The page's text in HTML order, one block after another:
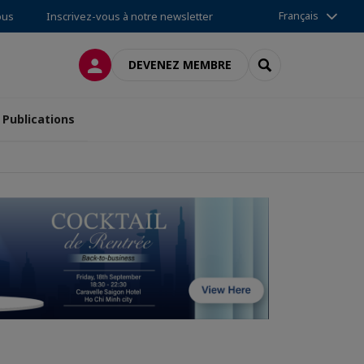
Inscrivez-vous à notre newsletter Français
CONNEXIONDEVENEZ MEMBRE RECHERCHER
Publications